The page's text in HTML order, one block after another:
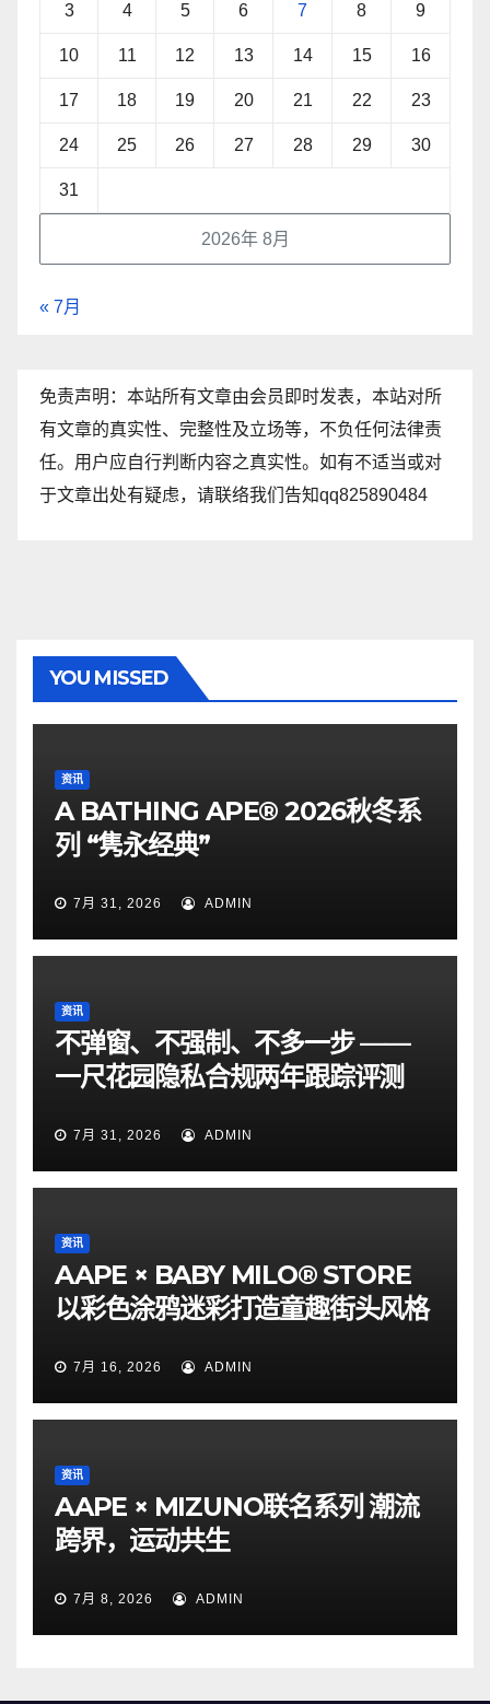
2026年 8月
3 4 5 6 7 8 9
10 11 12 13 14 15 16
17 18 19 20 21 22 23
24 25 26 27 28 29 30
31
« 7月
免责声明：本站所有文章由会员即时发表，本站对所
有文章的真实性、完整性及立场等，不负任何法律责
任。用户应自行判断内容之真实性。如有不适当或对
于文章出处有疑虑，请联络我们告知qq825890484
YOU MISSED
资讯
A BATHING APE® 2026秋冬系
列 “隽永经典”
7月 31, 2026 ADMIN
资讯
不弹窗、不强制、不多一步 ——
一尺花园隐私合规两年跟踪评测
7月 31, 2026 ADMIN
资讯
AAPE × BABY MILO® STORE
以彩色涂鸦迷彩打造童趣街头风格
7月 16, 2026 ADMIN
资讯
AAPE × MIZUNO联名系列 潮流
跨界，运动共生
7月 8, 2026 ADMIN